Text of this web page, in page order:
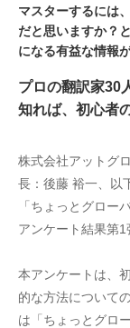
マスターするには
だと思いますか？
になる有益な情報
プロの翻訳家30
知れば、初心者
株式会社アットグ
長：後藤 裕一、以
「ちょっとグロー
アンケート結果第1
本アンケートは、
的な方法について
は「ちょっとグロ